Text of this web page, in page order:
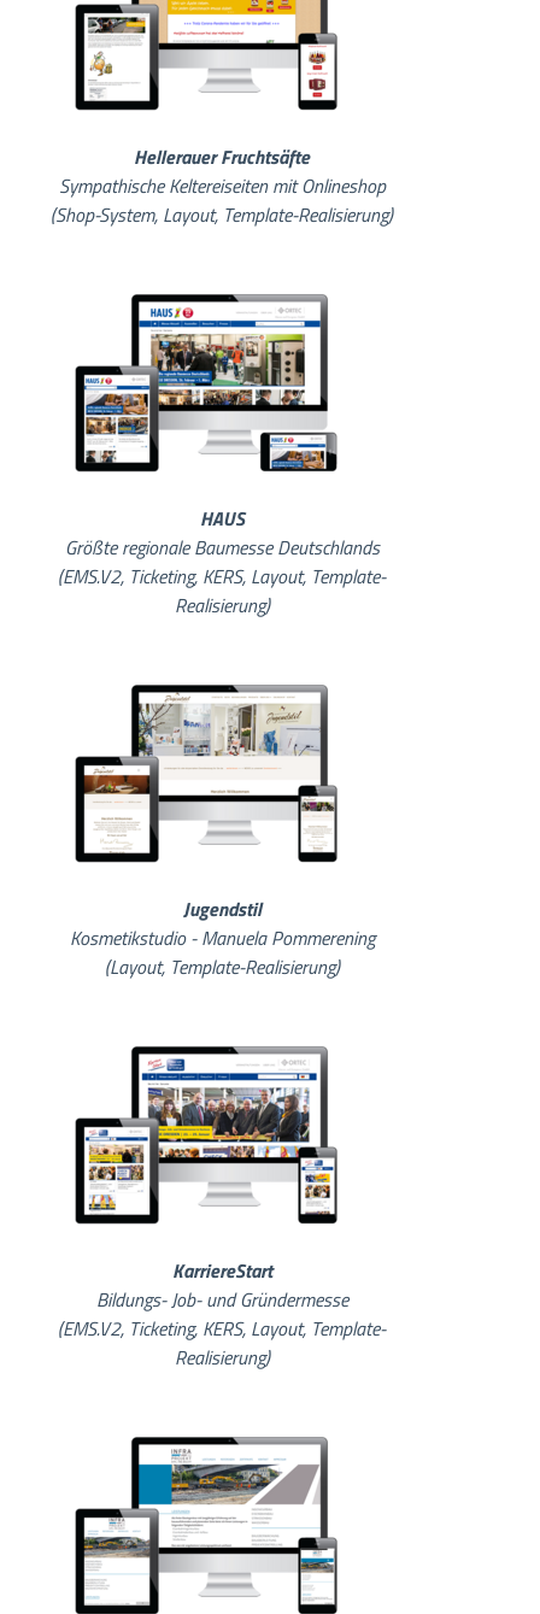
Hellerauer Fruchtsäfte
Sympathische Keltereiseiten mit Onlineshop
(Shop-System, Layout, Template-Realisierung)
HAUS
Größte regionale Baumesse Deutschlands
(EMS.V2, Ticketing, KERS, Layout, Template-
Realisierung)
Jugendstil
Kosmetikstudio - Manuela Pommerening
(Layout, Template-Realisierung)
KarriereStart
Bildungs- Job- und Gründermesse
(EMS.V2, Ticketing, KERS, Layout, Template-
Realisierung)